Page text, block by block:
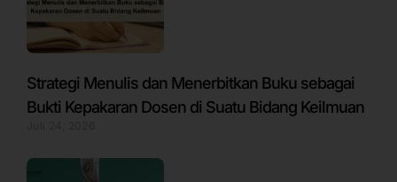
Strategi Menulis dan Menerbitkan Buku sebagai
Bukti Kepakaran Dosen di Suatu Bidang Keilmuan